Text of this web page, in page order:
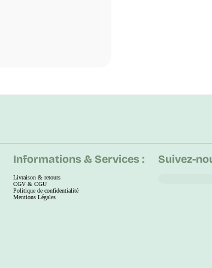
Informations & Services :
Livraison & retours
CGV & CGU
Politique de confidentialité
Mentions Légales
Suivez-